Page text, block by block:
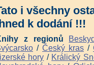
Posázavský Pacifik z Prahy
Pacifik Světlá -
trať Praha -
tratě Ústecko-
dráhy na starých
krajem vlakem i
trať z Pardubic do
i všechny
k dodání !!!
z regionů
/ Český kras /
hory / Králický